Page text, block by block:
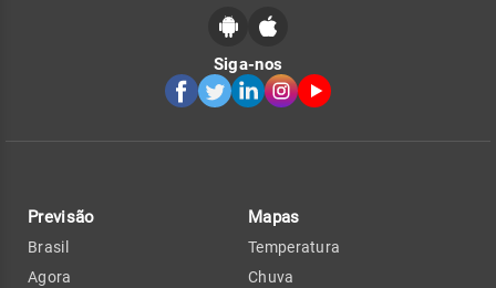
Siga-nos
Previsão
Brasil
Agora
Mapas
Temperatura
Chuva